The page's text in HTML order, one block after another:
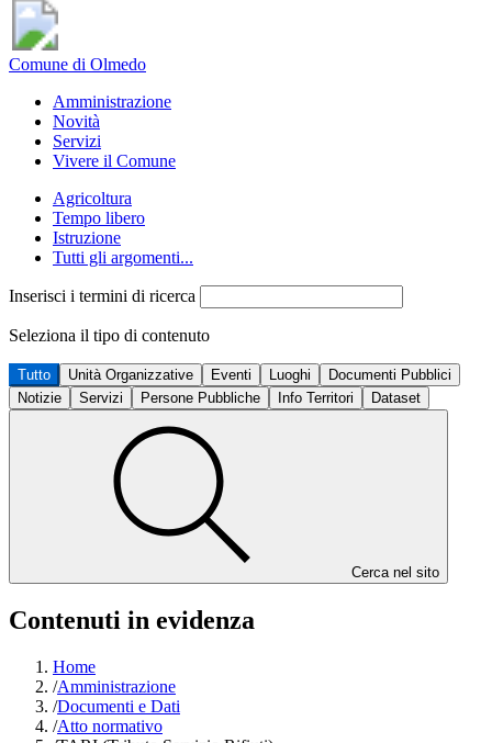
Comune di Olmedo
Amministrazione
Novità
Servizi
Vivere il Comune
Agricoltura
Tempo libero
Istruzione
Tutti gli argomenti...
Inserisci i termini di ricerca
Seleziona il tipo di contenuto
Tutto Unità Organizzative Eventi Luoghi
Documenti Pubblici
Notizie
Servizi Persone Pubbliche Info Territori Dataset
Cerca nel sito
Contenuti in evidenza
Home
/Amministrazione
/Documenti e Dati
/Atto normativo